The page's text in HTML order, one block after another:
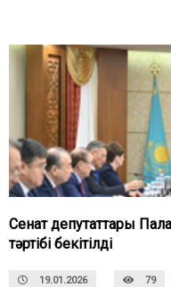
Сенат депутаттары
тәртібі бекітілді
19.01.2026 79